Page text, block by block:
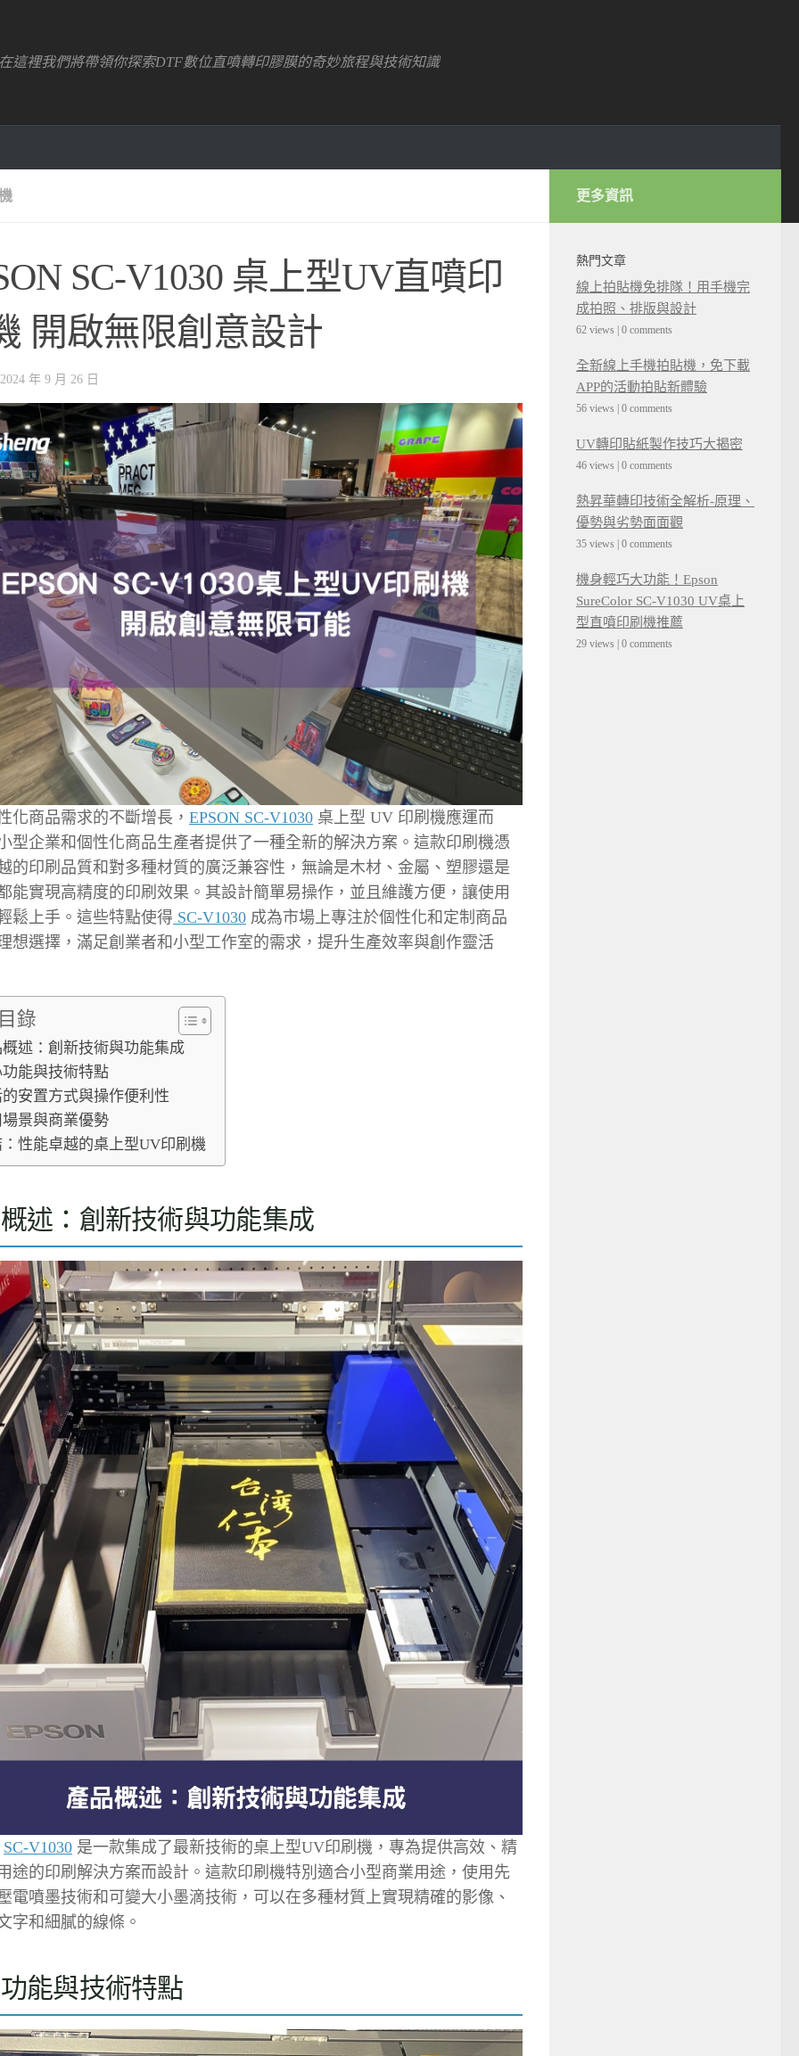
這裡我們將帶領你探索DTF數位直噴轉印膠膜的奇妙旅程與技術知識
SC-V1030 桌上型UV直噴印
開啟無限創意設計
2024 年 9 月 26 日
化商品需求的不斷增長， EPSON SC-V1030 桌上型 UV 印刷機應運而
型企業和個性化商品生產者提供了一種全新的解決方案。這款印刷機憑
的印刷品質和對多種材質的廣泛兼容性，無論是木材、金屬、塑膠還是
能實現高精度的印刷效果。其設計簡單易操作，並且維護方便，讓使用
鬆上手。這些特點使得 SC-V1030 成為市場上專注於個性化和定制商品
想選擇，滿足創業者和小型工作室的需求，提升生產效率與創作靈活
錄
述：創新技術與功能集成
能與技術特點
安置方式與操作便利性
景與商業優勢
性能卓越的桌上型UV印刷機
述：創新技術與功能集成
SC-V1030 是一款集成了最新技術的桌上型UV印刷機，專為提供高效、精
途的印刷解決方案而設計。這款印刷機特別適合小型商業用途，使用先
電噴墨技術和可變大小墨滴技術，可以在多種材質上實現精確的影像、
字和細膩的線條。
能與技術特點
更多資訊
熱門文章
線上拍貼機免排隊！用手機完
成拍照、排版與設計
62 views 0 comments
全新線上手機拍貼機，免下載
APP的活動拍貼新體驗
56 views 0 comments
UV轉印貼紙製作技巧大揭密
46 views 0 comments
熱昇華轉印技術全解析-原理、
優勢與劣勢面面觀
35 views 0 comments
機身輕巧大功能！Epson
SureColor SC-V1030 UV桌上
型直噴印刷機推薦
29 views 0 comments